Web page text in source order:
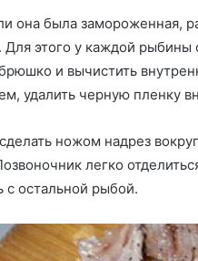
она была замороженная,
Для этого у каждой рыбины
и вычистить
удалить черную пленку
ножом надрез
легко
с остальной рыбой.